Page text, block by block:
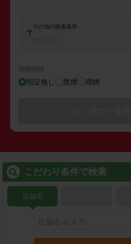
その他の検索条件
禁煙/喫煙
指定無し 禁煙 喫煙
こだわり条件で検索
店舗名